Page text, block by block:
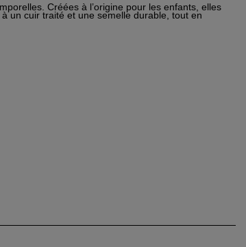
Créées à l’origine pour les enfants, elles
un cuir traité et une semelle durable, tout en